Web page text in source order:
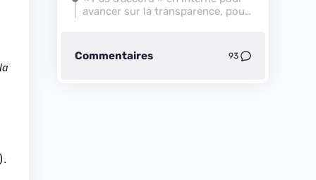
).
avancer sur la transparence, pour
Commentaires 93